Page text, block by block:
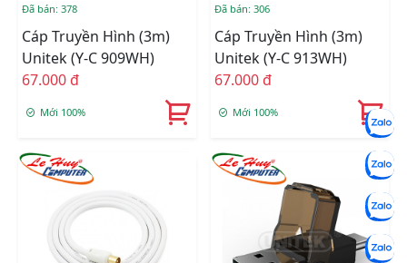
Đã bán: 378
Cáp Truyền Hình (3m)
Unitek (Y-C 909WH)
67.000 đ
Mới 100%
Đã bán: 306
Cáp Truyền Hình (3m)
Unitek (Y-C 913WH)
67.000 đ
Mới 100%